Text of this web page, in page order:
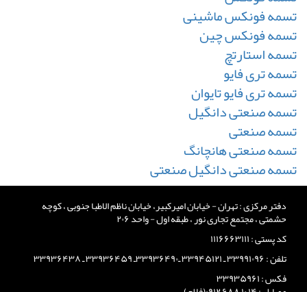
تسمه فونکس ماشینی
تسمه فونکس چین
تسمه استارتچ
تسمه تری فایو
تسمه تری فایو تایوان
تسمه صنعتی دانگیل
تسمه صنعتی
تسمه صنعتی هانچانگ
تسمه صنعتی دانگیل صنعتی
دفتر مرکزی : تهران - خیابان امیرکبیر، خیابان ناظم الاطبا جنوبی ، کوچه
حشمتی ، مجتمع تجاری نور ، طبقه اول - واحد ۲۰۶
کد پستی : ۱۱۱۶۶۶۳۱۱۱
تلفن : ۳۳۹۹۱۰۹۶ ـ ۳۳۹۴۵۱۲۱ ـ۳۳۹۳۶۴۹۰ـ ۳۳۹۳۶۴۵۹ ـ ۳۳۹۳۶۴۳۸
فکس : ۳۳۹۳۵۹۶۱